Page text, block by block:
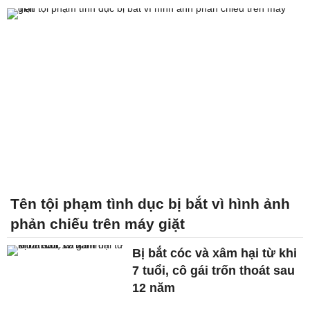
Tên tội phạm tình dục bị bắt vì hình ảnh
phản chiếu trên máy giặt
Bị bắt cóc và xâm hại từ khi
7 tuổi, cô gái trốn thoát sau
12 năm